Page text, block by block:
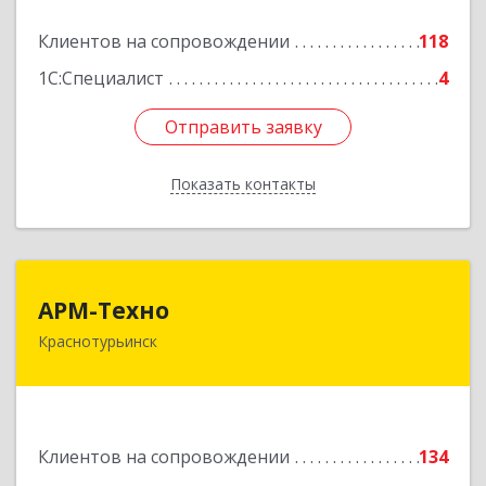
Клиентов на сопровождении
118
1С:Специалист
4
Отправить заявку
Показать контакты
Отправить заявку
Назад
АРМ-Техно
Краснотурьинск
Клиентов на сопровождении
134
624447, Свердловская обл, Краснотурьинск г,